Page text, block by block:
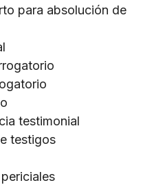
para absolución de
testimonial
testigos